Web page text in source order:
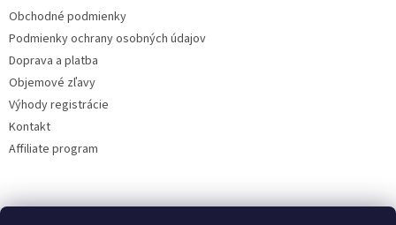
Obchodné podmienky
Podmienky ochrany osobných údajov
Doprava a platba
Objemové zľavy
Výhody registrácie
Kontakt
Affiliate program